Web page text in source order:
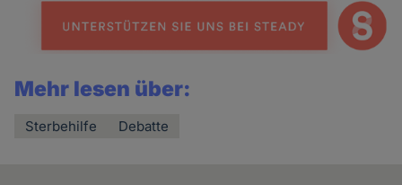
Mehr lesen über:
Sterbehilfe Debatte